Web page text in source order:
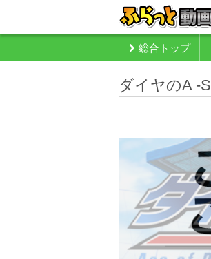
総合トップ
ダイヤのA -